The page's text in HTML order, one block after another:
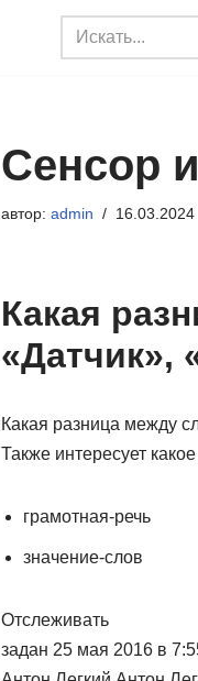
Сенсор
автор: admin 16.03.2024
Какая
«Датчик»,
Какая разница между
Также интересует
грамотная-речь
значение-слов
Отслеживать
задан 25 мая 2016 в